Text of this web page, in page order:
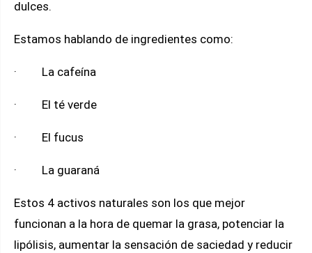
dulces.
Estamos hablando de ingredientes como:
· La cafeína
· El té verde
· El fucus
· La guaraná
Estos 4 activos naturales son los que mejor
funcionan a la hora de quemar la grasa, potenciar la
lipólisis, aumentar la sensación de saciedad y reducir